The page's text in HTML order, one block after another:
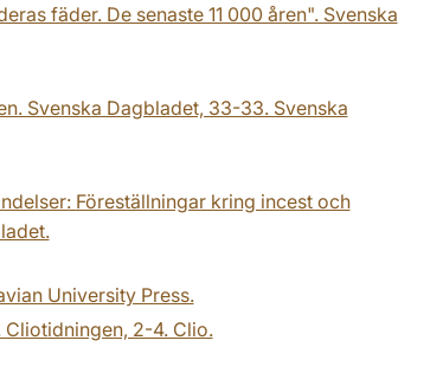
fäder. De senaste 11 000 åren". Svenska
Svenska Dagbladet, 33-33. Svenska
Föreställningar kring incest och
University Press.
Cliotidningen, 2-4. Clio.